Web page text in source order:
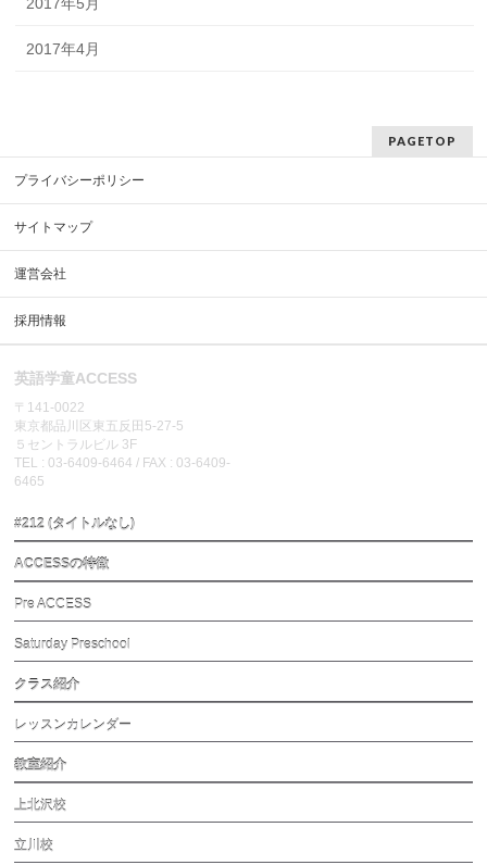
2017年5月
2017年4月
PAGETOP
プライバシーポリシー
サイトマップ
運営会社
採用情報
英語学童ACCESS
〒141-0022
東京都品川区東五反田5-27-5
５セントラルビル 3F
TEL : 03-6409-6464 / FAX : 03-6409-
6465
#212 (タイトルなし)
ACCESSの特徴
Pre ACCESS
Saturday Preschool
クラス紹介
レッスンカレンダー
教室紹介
上北沢校
立川校